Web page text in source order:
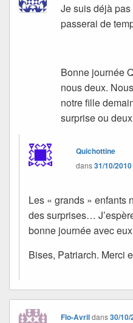
Je suis déjà
passerai de
Bonne journée
nous deux.
notre fille
surprise ou
Quichottine
dans31/10/
Les « grands » enfants
des surprises…
bonne journée avec
Bises, Patriarch. Merci
Flo-Avrildans30/